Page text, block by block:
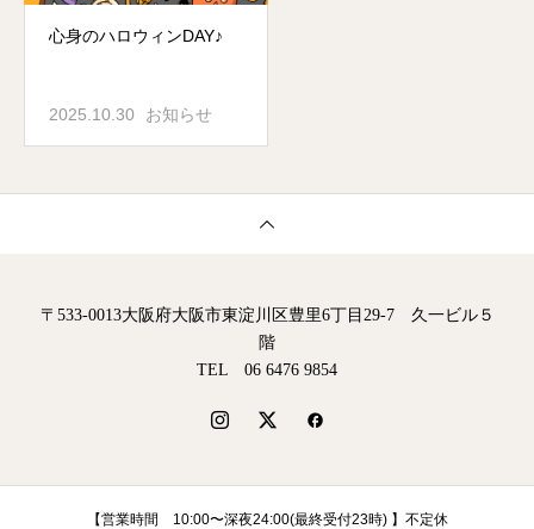
心身のハロウィンDAY♪
2025.10.30 お知らせ
〒533-0013大阪府大阪市東淀川区豊里6丁目29-7 久一ビル５
階
TEL 06 6476 9854
【営業時間 10:00〜深夜24:00(最終受付23時) 】不定休